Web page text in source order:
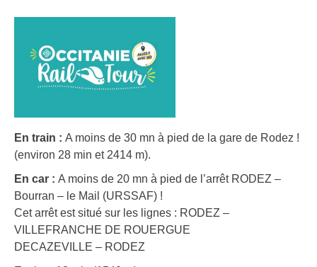
En train : A moins de 30 mn à pied de la gare de Rodez !
(environ 28 min et 2414 m).
En car : A moins de 20 mn à pied de l’arrêt RODEZ –
Bourran – le Mail (URSSAF) !
Cet arrêt est situé sur les lignes : RODEZ –
VILLEFRANCHE DE ROUERGUE
DECAZEVILLE – RODEZ